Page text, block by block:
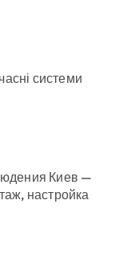
системи
Киев —
настройка